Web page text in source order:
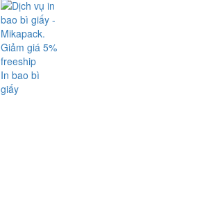
Giảm giá 5%
freeship
In bao bì
giấy